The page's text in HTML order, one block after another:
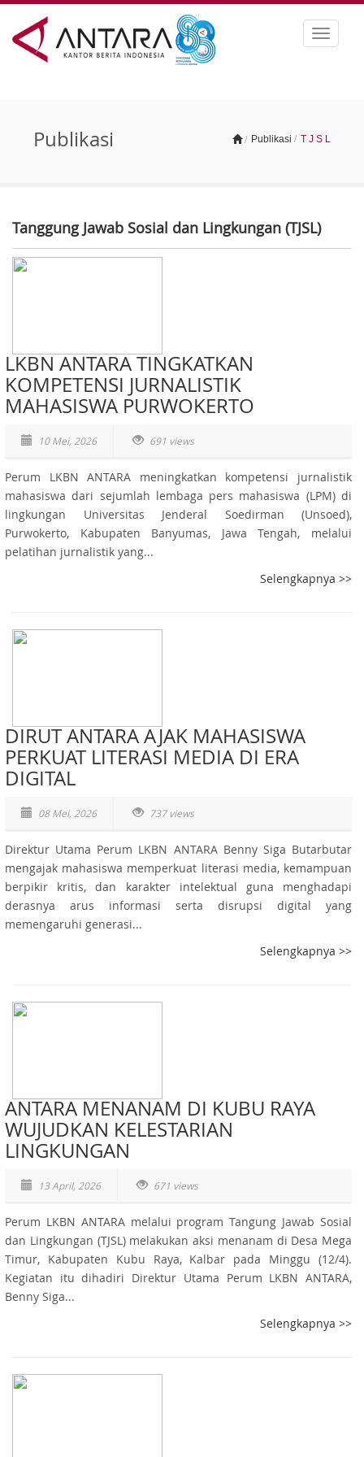
Toggle
Publikasi / Publikasi / T J S L
Tanggung Jawab Sosial dan Lingkungan (TJSL)
LKBN ANTARA TINGKATKAN
KOMPETENSI JURNALISTIK
MAHASISWA PURWOKERTO
10 Mei, 2026 691 views
Perum LKBN ANTARA meningkatkan kompetensi jurnalistik
mahasiswa dari sejumlah lembaga pers mahasiswa (LPM) di
lingkungan Universitas Jenderal Soedirman (Unsoed),
Purwokerto, Kabupaten Banyumas, Jawa Tengah, melalui
pelatihan jurnalistik yang...
Selengkapnya >>
DIRUT ANTARA AJAK MAHASISWA
PERKUAT LITERASI MEDIA DI ERA
DIGITAL
08 Mei, 2026 737 views
Direktur Utama Perum LKBN ANTARA Benny Siga Butarbutar
mengajak mahasiswa memperkuat literasi media, kemampuan
berpikir kritis, dan karakter intelektual guna menghadapi
derasnya arus informasi serta disrupsi digital yang
memengaruhi generasi...
Selengkapnya >>
ANTARA MENANAM DI KUBU RAYA
WUJUDKAN KELESTARIAN
LINGKUNGAN
13 April, 2026 671 views
Perum LKBN ANTARA melalui program Tangung Jawab Sosial
dan Lingkungan (TJSL) melakukan aksi menanam di Desa Mega
Timur, Kabupaten Kubu Raya, Kalbar pada Minggu (12/4).
Kegiatan itu dihadiri Direktur Utama Perum LKBN ANTARA,
Benny Siga...
Selengkapnya >>